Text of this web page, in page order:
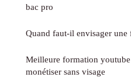
bac pro
Quand faut-il envisager une
Meilleure formation
monétiser sans visage